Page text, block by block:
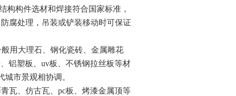
构构件选材和焊接符合国家标准，
防腐处理，吊装或铲装移动时可保证
用大理石、钢化瓷砖、金属雕花
铝塑板、 uv板、不锈钢拉丝板等材
城市景观相协调。
瓦、仿古瓦、 pc板、烤漆金属顶等